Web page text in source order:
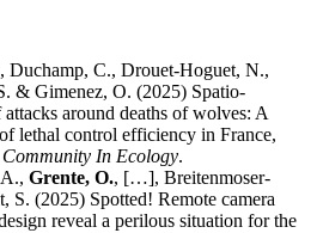
Duchamp, C., Drouet-Hoguet, N.,
& Gimenez, O. (2025) Spatio-
around deaths of wolves: A
lethal control efficiency in France,
Community In Ecology.
Grente, O., […], Breitenmoser-
S. (2025) Spotted! Remote camera
reveal a perilous situation for the